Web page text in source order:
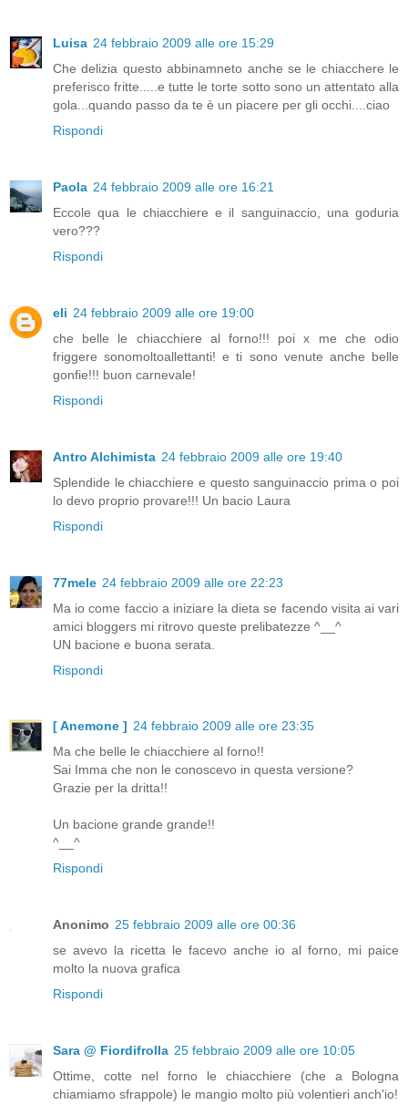
Luisa 24 febbraio 2009 alle ore 15:29
Che delizia questo abbinamneto anche se le chiacchere le
preferisco fritte.....e tutte le torte sotto sono un attentato alla
gola...quando passo da te è un piacere per gli occhi....ciao
Rispondi
Paola 24 febbraio 2009 alle ore 16:21
Eccole qua le chiacchiere e il sanguinaccio, una goduria
vero???
Rispondi
eli 24 febbraio 2009 alle ore 19:00
che belle le chiacchiere al forno!!! poi x me che odio
friggere sonomoltoallettanti! e ti sono venute anche belle
gonfie!!! buon carnevale!
Rispondi
Antro Alchimista 24 febbraio 2009 alle ore 19:40
Splendide le chiacchiere e questo sanguinaccio prima o poi
lo devo proprio provare!!! Un bacio Laura
Rispondi
77mele 24 febbraio 2009 alle ore 22:23
Ma io come faccio a iniziare la dieta se facendo visita ai vari
amici bloggers mi ritrovo queste prelibatezze ^__^
UN bacione e buona serata.
Rispondi
[ Anemone ] 24 febbraio 2009 alle ore 23:35
Ma che belle le chiacchiere al forno!!
Sai Imma che non le conoscevo in questa versione?
Grazie per la dritta!!
Un bacione grande grande!!
^__^
Rispondi
Anonimo 25 febbraio 2009 alle ore 00:36
se avevo la ricetta le facevo anche io al forno, mi paice
molto la nuova grafica
Rispondi
Sara @ Fiordifrolla 25 febbraio 2009 alle ore 10:05
Ottime, cotte nel forno le chiacchiere (che a Bologna
chiamiamo sfrappole) le mangio molto più volentieri anch'io!